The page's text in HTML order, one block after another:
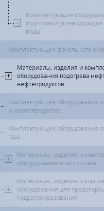
Комплектующие
подготовки
воды
Комплектующие факельного
Материалы, изделия и
оборудования подогрева
нефтепродуктов
Комплектующие оборудования
и нефтепродуктов
Комплектующие оборудования
газа
Материалы, изделия и
оборудования очистки газа
Материалы, изделия и
оборудования для
гидратообразования